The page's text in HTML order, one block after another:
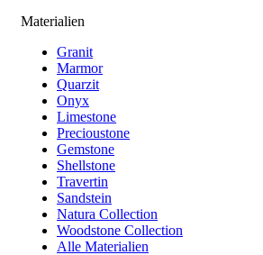
Materialien
Granit
Marmor
Quarzit
Onyx
Limestone
Precioustone
Gemstone
Shellstone
Travertin
Sandstein
Natura Collection
Woodstone Collection
Alle Materialien